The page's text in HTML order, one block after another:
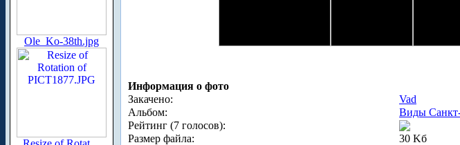
Ole_Ko-38th.jpg
Информация о фото
Закачено:
Vad
Альбом:
Виды Санкт-
Рейтинг (7 голосов):
Размер файла:
30 Kб